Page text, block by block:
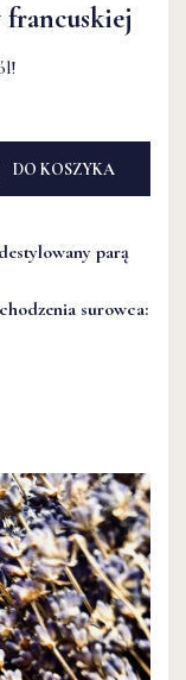
DO KOSZYKA
parą
surowca: